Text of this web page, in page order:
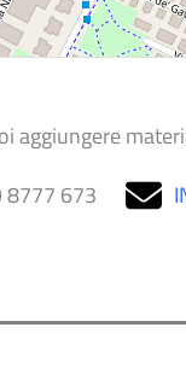
aggiungere
8777 673